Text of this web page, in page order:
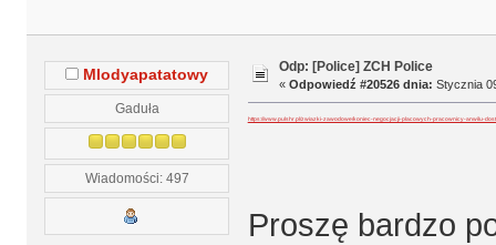
Mlodyapatatowy
Gaduła
Wiadomości: 497
Odp: [Police] ZCH Police
« Odpowiedź #20526 dnia: Stycznia
https://www.pulshr.pl/zwiazki-zawodowe/koniec-negocjacji-placowych-pracownicy-anwilu-
Proszę bardzo